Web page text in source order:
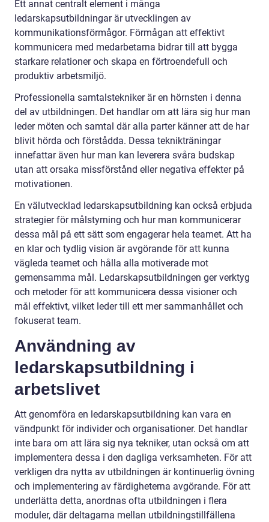
Ett annat centralt element i många
ledarskapsutbildningar är utvecklingen av
kommunikationsförmågor. Förmågan att effektivt
kommunicera med medarbetarna bidrar till att bygga
starkare relationer och skapa en förtroendefull och
produktiv arbetsmiljö.
Professionella samtalstekniker är en hörnsten i denna
del av utbildningen. Det handlar om att lära sig hur man
leder möten och samtal där alla parter känner att de har
blivit hörda och förstådda. Dessa teknikträningar
innefattar även hur man kan leverera svåra budskap
utan att orsaka missförstånd eller negativa effekter på
motivationen.
En välutvecklad ledarskapsutbildning kan också erbjuda
strategier för målstyrning och hur man kommunicerar
dessa mål på ett sätt som engagerar hela teamet. Att ha
en klar och tydlig vision är avgörande för att kunna
vägleda teamet och hålla alla motiverade mot
gemensamma mål. Ledarskapsutbildningen ger verktyg
och metoder för att kommunicera dessa visioner och
mål effektivt, vilket leder till ett mer sammanhållet och
fokuserat team.
Användning av
ledarskapsutbildning i
arbetslivet
Att genomföra en ledarskapsutbildning kan vara en
vändpunkt för individer och organisationer. Det handlar
inte bara om att lära sig nya tekniker, utan också om att
implementera dessa i den dagliga verksamheten. För att
verkligen dra nytta av utbildningen är kontinuerlig övning
och implementering av färdigheterna avgörande. För att
underlätta detta, anordnas ofta utbildningen i flera
moduler, där deltagarna mellan utbildningstillfällena